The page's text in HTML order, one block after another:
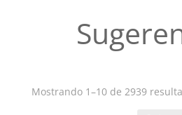
Mostrando 1–10 de 2939